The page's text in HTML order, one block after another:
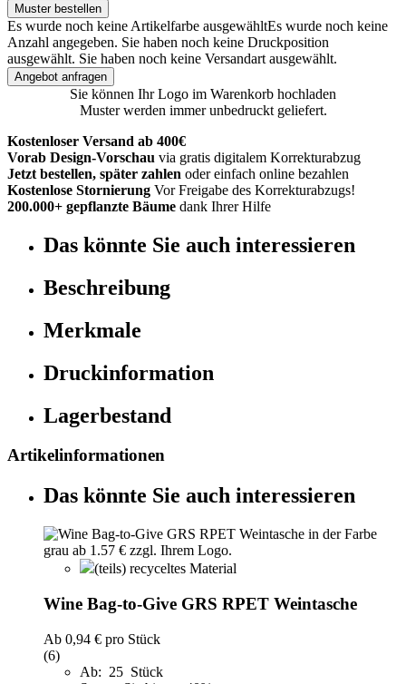
Muster bestellen
Es wurde noch keine Artikelfarbe ausgewähltEs wurde noch keine
Anzahl angegeben. Sie haben noch keine Druckposition
ausgewählt. Sie haben noch keine Versandart ausgewählt.
Angebot anfragen
Sie können Ihr Logo im Warenkorb hochladen
Muster werden immer unbedruckt geliefert.
Kostenloser Versand ab 400€
Vorab Design-Vorschau via gratis digitalem Korrekturabzug
Jetzt bestellen, später zahlen oder einfach online bezahlen
Kostenlose Stornierung Vor Freigabe des Korrekturabzugs!
200.000+ gepflanzte Bäume dank Ihrer Hilfe
Das könnte Sie auch interessieren
Beschreibung
Merkmale
Druckinformation
Lagerbestand
Artikelinformationen
Das könnte Sie auch interessieren
(teils) recyceltes Material
Wine Bag-to-Give GRS RPET Weintasche
Ab 0,94 € pro Stück
(6)
Ab: 25 Stück